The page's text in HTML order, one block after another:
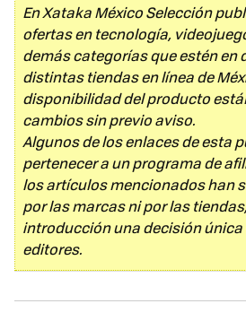
En Xataka México Selección
ofertas en tecnología,
demás categorías que estén en
distintas tiendas en línea de
disponibilidad del producto
cambios sin previo aviso.
Algunos de los enlaces de esta
pertenecer a un programa de
los artículos mencionados han
por las marcas ni por las
introducción una decisión única
editores.